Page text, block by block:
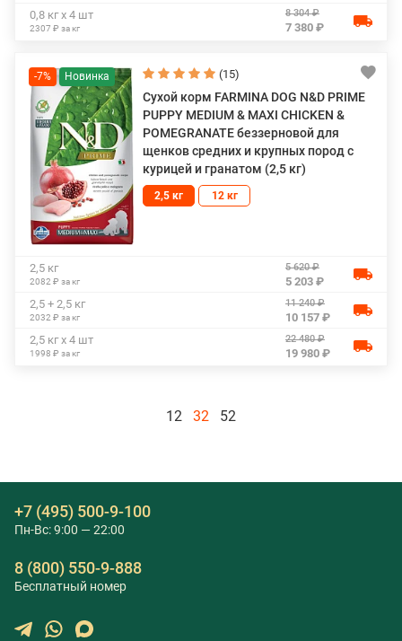
0,8 кг х 4 шт
2307 ₽ за кг
8 304 ₽
7 380 ₽
-7% (15)
Сухой корм FARMINA DOG N&D PRIME
PUPPY MEDIUM & MAXI CHICKEN &
POMEGRANATE беззерновой для
щенков средних и крупных пород с
курицей и гранатом (2,5 кг)
2,5 кг 12 кг
2,5 кг
2082 ₽ за кг
5 620 ₽
5 203 ₽
2,5 + 2,5 кг
2032 ₽ за кг
11 240 ₽
10 157 ₽
2,5 кг х 4 шт
1998 ₽ за кг
22 480 ₽
19 980 ₽
12 32 52
+7 (495) 500-9-100
Пн-Вс: 9:00 — 22:00
8 (800) 550-9-888
Бесплатный номер